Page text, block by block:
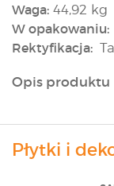
Waga: 44,92 kg
W opakowaniu:
Rektyfikacja:
Opis produktu
Płytki i